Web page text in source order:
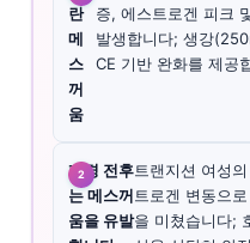
란
메
스
꺼
움
증, 에스트로겐 피크
발생합니다; 생강
CE 기반 완화를 제공
폐경 전후
는 메스꺼
움을 유발
트랜지션 여성
트로겐 변동으
을 미쳤습니다;